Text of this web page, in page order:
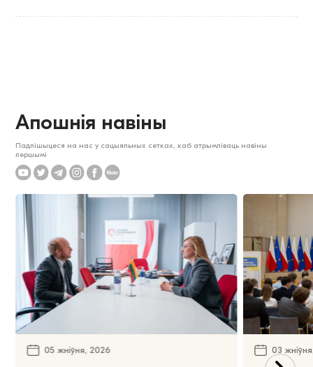
Апошнія навіны
Падпішыцеся на нас у сацыяльных сетках, каб атрымліваць навіны
першымі
05 жніўня, 2026 03